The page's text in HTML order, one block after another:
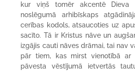
kur viņš tomēr akcentē Dieva
noslēgumā arhibīskaps
cerības kodols, atsaucoties uz
sacīto. Tā ir Kristus nāve un
izgājis cauti nāves drāmai, tai nav
pār tiem, kas mirst vienotībā ar
pāvesta vēstījumā ietvertās